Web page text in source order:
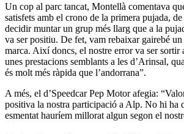
Un cop al parc tancat, Montellà comentava
satisfets amb el crono de la primera pujada,
decidir muntar un grup més llarg que a la
va ser positiu. De fet, vam rebaixar gairebé
marca. Així doncs, el nostre error va ser sortir
unes prestacions semblants a les d’Arinsal,
és molt més ràpida que l’andorrana”.
A més, el d’Speedcar Pep Motor afegia:
positiva la nostra participació a Alp. No hi ha
esmentat hauríem millorat algun segon el